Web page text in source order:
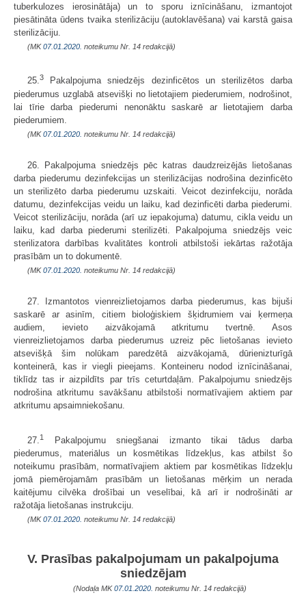
tuberkulozes ierosinātāja) un to sporu iznīcināšanu, izmantojot
piesātināta ūdens tvaika sterilizāciju (autoklavēšana) vai karstā gaisa
sterilizāciju.
(MK07.01.2020. noteikumu Nr. 14 redakcijā)
25.3
Pakalpojuma sniedzējs dezinficētos un sterilizētos darba
piederumus uzglabā atsevišķi no lietotajiem piederumiem, nodrošinot,
lai tīrie darba piederumi nenonāktu saskarē ar lietotajiem darba
piederumiem.
(MK07.01.2020. noteikumu Nr. 14 redakcijā)
26. Pakalpojuma sniedzējs pēc katras daudzreizējās lietošanas
darba piederumu dezinfekcijas un sterilizācijas nodrošina dezinficēto
un sterilizēto darba piederumu uzskaiti. Veicot dezinfekciju, norāda
datumu, dezinfekcijas veidu un laiku, kad dezinficēti darba piederumi.
Veicot sterilizāciju, norāda (arī uz iepakojuma) datumu, cikla veidu un
laiku, kad darba piederumi sterilizēti. Pakalpojuma sniedzējs veic
sterilizatora darbības kvalitātes kontroli atbilstoši iekārtas ražotāja
prasībām un to dokumentē.
(MK07.01.2020. noteikumu Nr. 14 redakcijā)
27. Izmantotos vienreizlietojamos darba piederumus, kas bijuši
saskarē ar asinīm, citiem bioloģiskiem šķidrumiem vai ķermeņa
audiem, ievieto aizvākojamā atkritumu tvertnē. Asos
vienreizlietojamos darba piederumus uzreiz pēc lietošanas ievieto
atsevišķā šim nolūkam paredzētā aizvākojamā, dūrienizturīgā
konteinerā, kas ir viegli pieejams. Konteineru nodod iznīcināšanai,
tiklīdz tas ir aizpildīts par trīs ceturtdaļām. Pakalpojumu sniedzējs
nodrošina atkritumu savākšanu atbilstoši normatīvajiem aktiem par
atkritumu apsaimniekošanu.
27. 1
Pakalpojumu sniegšanai izmanto tikai tādus darba
piederumus, materiālus un kosmētikas līdzekļus, kas atbilst šo
noteikumu prasībām, normatīvajiem aktiem par kosmētikas līdzekļu
jomā piemērojamām prasībām un lietošanas mērķim un nerada
kaitējumu cilvēka drošībai un veselībai, kā arī ir nodrošināti ar
ražotāja lietošanas instrukciju.
(MK07.01.2020. noteikumu Nr. 14 redakcijā)
V. Prasības pakalpojumam un pakalpojuma
sniedzējam
(Nodaļa MK07.01.2020. noteikumu Nr. 14 redakcijā)